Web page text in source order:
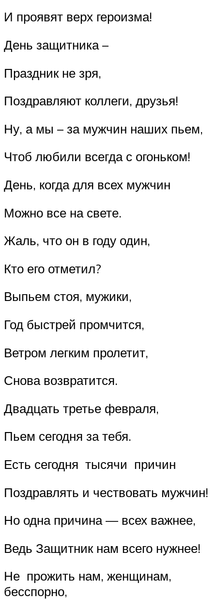
И проявят верх героизма!
День защитника –
Праздник не зря,
Поздравляют коллеги, друзья!
Ну, а мы – за мужчин наших пьем,
Чтоб любили всегда с огоньком!
День, когда для всех мужчин
Можно все на свете.
Жаль, что он в году один,
Кто его отметил?
Выпьем стоя, мужики,
Год быстрей промчится,
Ветром легким пролетит,
Снова возвратится.
Двадцать третье февраля,
Пьем сегодня за тебя.
Есть сегодня тысячи причин
Поздравлять и чествовать мужчин!
Но одна причина — всех важнее,
Ведь Защитник нам всего нужнее!
Не прожить нам, женщинам,
бесспорно,